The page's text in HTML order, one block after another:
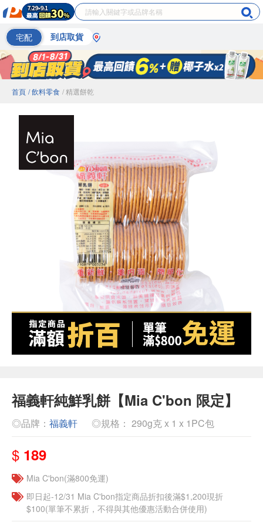
宅配 到店取貨
首頁 / 飲料零食 / 精選餅乾
福義軒純鮮乳餅【Mia C'bon 限定】
◎品牌： 福義軒 ◎規格： 290g克 x 1 x 1PC包
$ 189
Mia C'bon(滿800免運)
即日起-12/31 Mia C'bon指定商品折扣後滿$1,200現折
$100(單筆不累折，不得與其他優惠活動合併使用)